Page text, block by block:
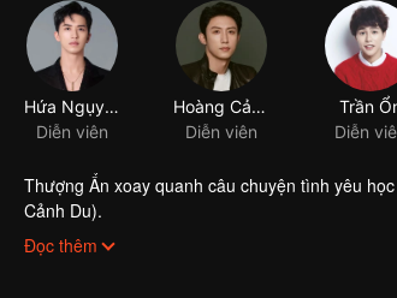
Hứa Ngụy Châu
Diễn viên
Hoàng Cảnh Du
Diễn viên
Trần
Diễn
Thượng Ẩn xoay quanh câu chuyện tình yêu
Cảnh Du).
Lạc Nhân từ nhỏ sống cùng ba và bà nội, mẹ
phản đối cuộc hôn nhân này của ba mình, Cố
Đọc thêm